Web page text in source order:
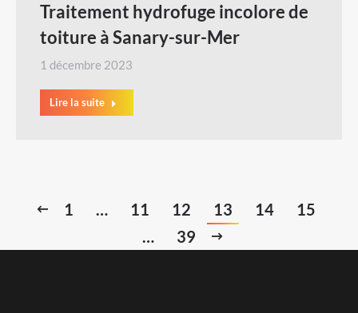
Traitement hydrofuge incolore de
toiture à Sanary-sur-Mer
1 décembre 2023
Lire la suite
1 … 11 12 13 14
15
…
39